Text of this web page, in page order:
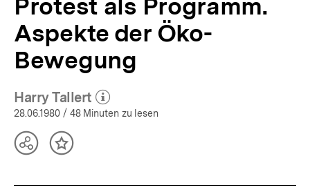
Protest als Programm.
Aspekte der Öko-
Bewegung
Harry Tallert
(Mehr zum Autor)
öffnen
28.06.1980 / 48 Minuten zu lesen
TeilenInhalt